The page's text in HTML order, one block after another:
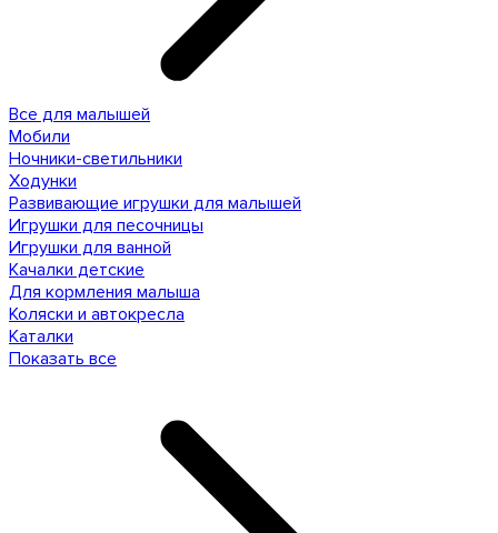
Все для малышей
Мобили
Ночники-светильники
Ходунки
Развивающие игрушки для малышей
Игрушки для песочницы
Игрушки для ванной
Качалки детские
Для кормления малыша
Коляски и автокресла
Каталки
Показать все